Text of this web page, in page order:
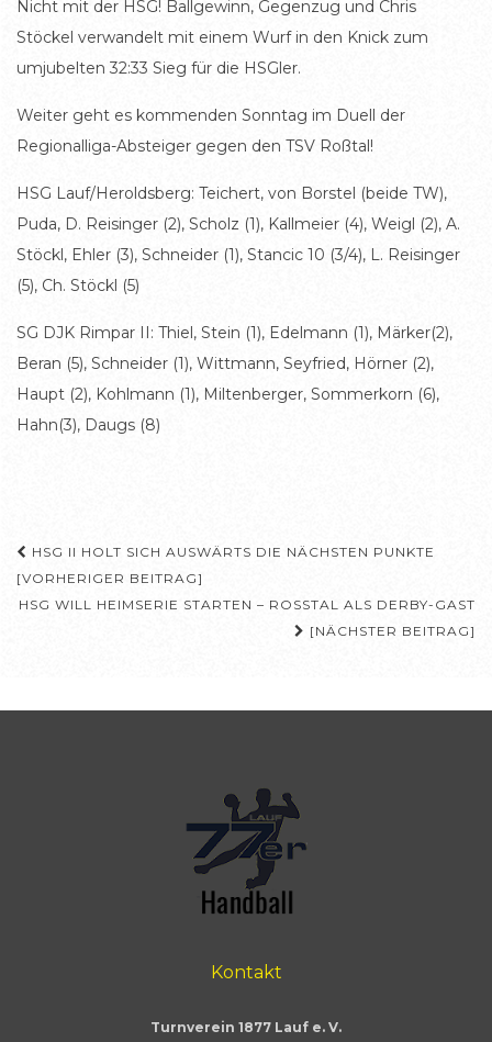
Nicht mit der HSG! Ballgewinn, Gegenzug und Chris
Stöckel verwandelt mit einem Wurf in den Knick zum
umjubelten 32:33 Sieg für die HSGler.
Weiter geht es kommenden Sonntag im Duell der
Regionalliga-Absteiger gegen den TSV Roßtal!
HSG Lauf/Heroldsberg: Teichert, von Borstel (beide TW),
Puda, D. Reisinger (2), Scholz (1), Kallmeier (4), Weigl (2), A.
Stöckl, Ehler (3), Schneider (1), Stancic 10 (3/4), L. Reisinger
(5), Ch. Stöckl (5)
SG DJK Rimpar II: Thiel, Stein (1), Edelmann (1), Märker(2),
Beran (5), Schneider (1), Wittmann, Seyfried, Hörner (2),
Haupt (2), Kohlmann (1), Miltenberger, Sommerkorn (6),
Hahn(3), Daugs (8)
Beitragsnavigation
HSG II HOLT SICH AUSWÄRTS DIE NÄCHSTEN PUNKTE
[VORHERIGER BEITRAG]
HSG WILL HEIMSERIE STARTEN – ROSSTAL ALS DERBY-GAST
[NÄCHSTER BEITRAG]
Kontakt
Turnverein 1877 Lauf e. V.